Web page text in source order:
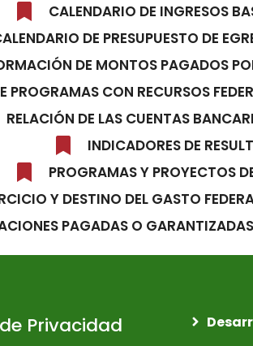
CALENDARIO DE INGRESOS
DE PRESUPUESTO DE
DE MONTOS PAGADOS
PROGRAMAS CON RECURSOS
RELACIÓN DE LAS CUENTAS
INDICADORES DE
PROGRAMAS Y PROYECTOS
Y DESTINO DEL GASTO
PAGADAS O
Privacidad